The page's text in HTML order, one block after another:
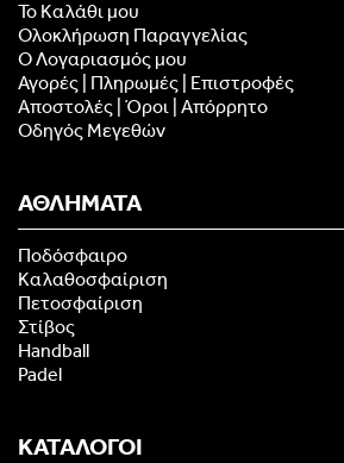
Το Καλάθι μου
Ολοκλήρωση Παραγγελίας
Ο Λογαριασμός μου
Αγορές | Πληρωμές | Επιστροφές
Αποστολές | Όροι | Απόρρητο
Οδηγός Μεγεθών
ΑΘΛΗΜΑΤΑ
Ποδόσφαιρο
Καλαθοσφαίριση
Πετοσφαίριση
Στίβος
Handball
Padel
ΚΑΤΑΛΟΓΟΙ